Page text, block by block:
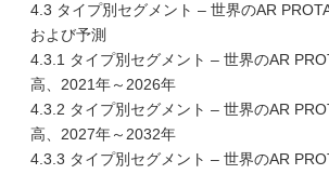
4.3 タイプ別セグメント – 世界のAR
および予測
4.3.1 タイプ別セグメント – 世界のAR
高、2021年～2026年
4.3.2 タイプ別セグメント – 世界のAR
高、2027年～2032年
4.3.3 タイプ別セグメント – 世界のAR